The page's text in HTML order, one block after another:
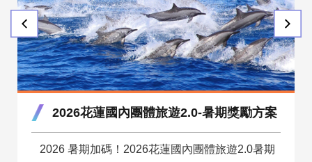
2026花蓮國內團體旅遊2.0-暑期獎勵方案
2026 暑期加碼！2026花蓮國內團體旅遊2.0暑期